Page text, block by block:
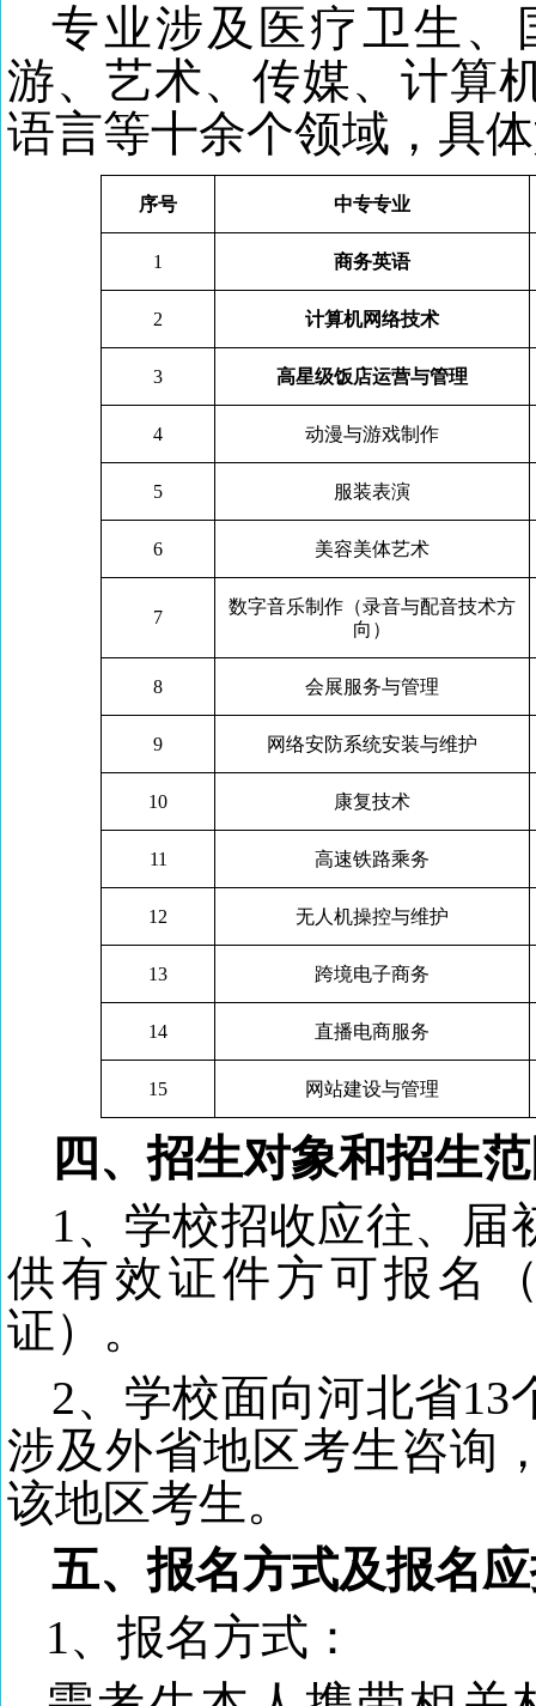
专业涉及医疗卫生
游、艺术、传媒、计算
语言等十余个领域 ， 具
序号 中专专业
1 商务英语
2 计算机网络技术
3 高星级饭店运营与管理
4 动漫与游戏制作
5 服装表演
6 美容美体艺术
7
数字音乐制作（录音与配音技术方
向）
8 会展服务与管理
9 网络安防系统安装与维护
10 康复技术
11 高速铁路乘务
12 无人机操控与维护
13 跨境电子商务
14 直播电商服务
15 网站建设与管理
四、招生对象和招生
1、学校招收应往、届
供有效证件方可报名
证）。
2、学校面向河北省
涉及外省地区考生咨询
该地区考生。
五、报名方式及报名
1、报名方式：